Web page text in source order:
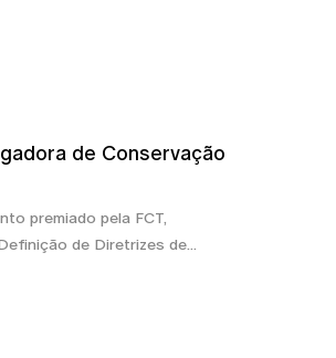
de Conservação
premiado pela FCT,
de Diretrizes de...